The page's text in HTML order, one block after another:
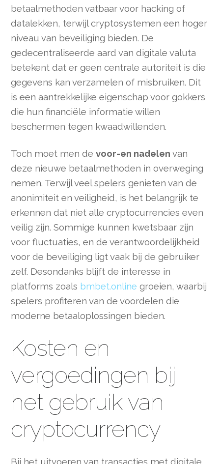
betaalmethoden vatbaar voor hacking of
datalekken, terwijl cryptosystemen een hoger
niveau van beveiliging bieden. De
gedecentraliseerde aard van digitale valuta
betekent dat er geen centrale autoriteit is die
gegevens kan verzamelen of misbruiken. Dit
is een aantrekkelijke eigenschap voor gokkers
die hun financiële informatie willen
beschermen tegen kwaadwillenden.
Toch moet men devoor-en nadelen van
deze nieuwe betaalmethoden in overweging
nemen. Terwijl veel spelers genieten van de
anonimiteit en veiligheid, is het belangrijk te
erkennen dat niet alle cryptocurrencies even
veilig zijn. Sommige kunnen kwetsbaar zijn
voor fluctuaties, en de verantwoordelijkheid
voor de beveiliging ligt vaak bij de gebruiker
zelf. Desondanks blijft de interesse in
platforms zoals bmbet.online groeien, waarbij
spelers profiteren van de voordelen die
moderne betaaloplossingen bieden.
Kosten en
vergoedingen bij
het gebruik van
cryptocurrency
Bij het uitvoeren van transacties met digitale